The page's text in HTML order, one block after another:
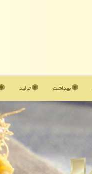
بهداشت تولید